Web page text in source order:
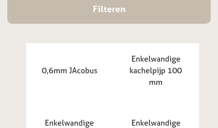
Filteren
0,6mm JAcobus
Enkelwandige
kachelpijp 100
mm
Enkelwandige
Enkelwandige